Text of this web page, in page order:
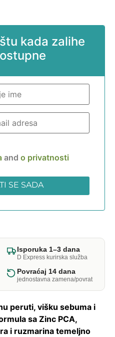
kada zalihe
and o privatnosti
Isporuka 1–3 dana
D Express kurirska služba
Povraćaj 14 dana
jednostavna zamena/povrat
peruti, višku sebuma i
sa Zinc PCA,
i ruzmarina temeljno